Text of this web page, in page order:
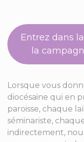
Entrez dans
la
Lorsque vous
diocésaine qui en
paroisse, chaque
séminariste,
indirectement,